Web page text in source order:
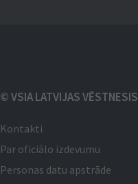
© VSIA LATVIJAS VĒSTNESIS
Kontakti
Par oficiālo izdevumu
Personas datu apstrāde